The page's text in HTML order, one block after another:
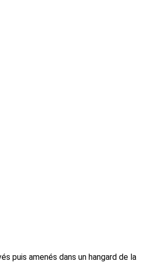
puis amenés dans un hangard de la